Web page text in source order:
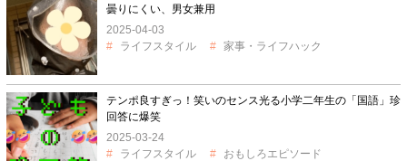
曇りにくい、男女兼用
2025-04-03
ライフスタイル
家事・ライフハック
テンポ良すぎっ！笑いのセンス光る小学二年生の「国語」珍
回答に爆笑
2025-03-24
ライフスタイル
おもしろエピソード